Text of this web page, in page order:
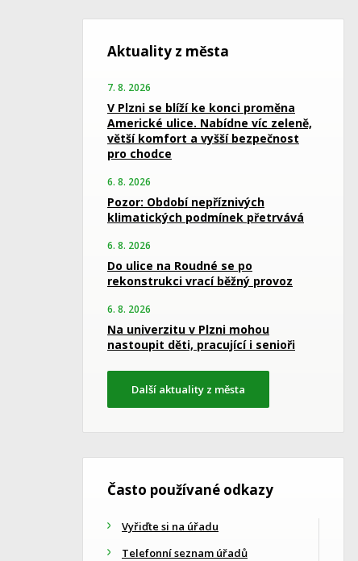
Aktuality z města
7. 8. 2026
V Plzni se blíží ke konci proměna
Americké ulice. Nabídne víc zeleně,
větší komfort a vyšší bezpečnost
pro chodce
6. 8. 2026
Pozor: Období nepříznivých
klimatických podmínek přetrvává
6. 8. 2026
Do ulice na Roudné se po
rekonstrukci vrací běžný provoz
6. 8. 2026
Na univerzitu v Plzni mohou
nastoupit děti, pracující i senioři
Další aktuality z města
Často používané odkazy
Vyřiďte si na úřadu
Telefonní seznam úřadů